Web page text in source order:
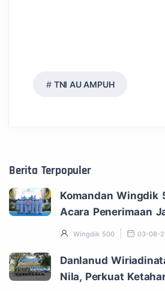
TNI AU AMPUH
Berita Terpopuler
Komandan Wingdik
Acara Penerimaan
Wingdik 500 03-08-
Danlanud
Nila, Perkuat